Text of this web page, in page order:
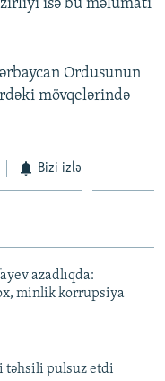
isə bu məlumatı
Ordusunun
mövqelərində
Bizi izlə
azadlıqda:
minlik korrupsiya
təhsili pulsuz etdi